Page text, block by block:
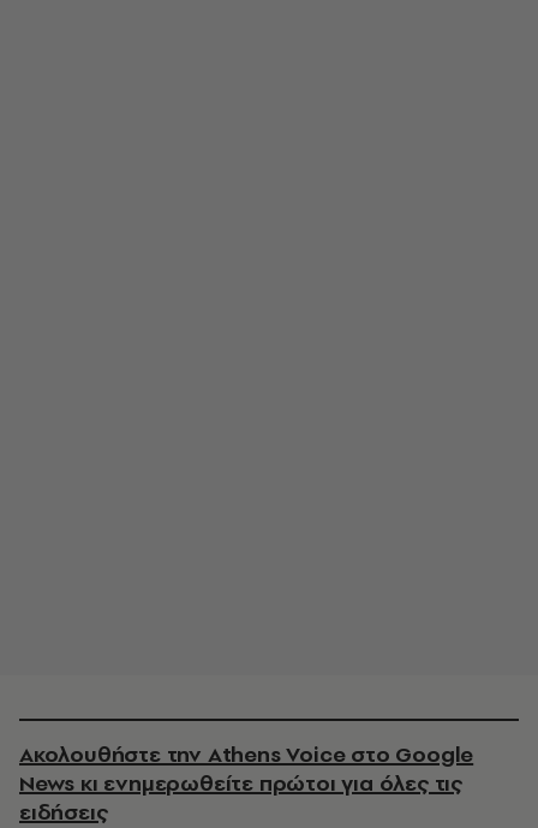
Ακολουθήστε την Athens Voice στο Google
News κι ενημερωθείτε πρώτοι για όλες τις
ειδήσεις